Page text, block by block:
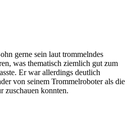
gerne sein laut trommelndes
was thematisch ziemlich gut zum
Er war allerdings deutlich
von seinem Trommelroboter als die
zuschauen konnten.